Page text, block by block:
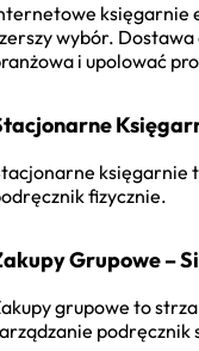
księgarnie
wybór. Dostawa
i upolować
księgarnie
fizycznie.
Grupowe –
grupowe to
podręcznik